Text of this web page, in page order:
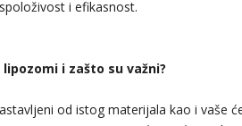
i efikasnost.
i zašto su važni?
od istog materijala kao i vaše